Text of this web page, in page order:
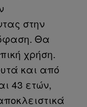
στην
Θα
χρήση.
και από
43 ετών,